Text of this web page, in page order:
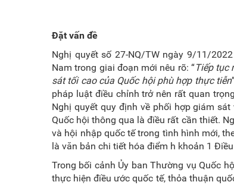
Đặt vấn đề
Nghị quyết số 27-NQ/TW ngày 9/11/
Nam trong giai đoạn mới nêu rõ: “Tiếp tục
sát tối cao của Quốc hội phù hợp thực tiễn
pháp luật điều chỉnh trở nên rất quan
Nghị quyết quy định về phối hợp giám
Quốc hội thông qua là điều rất cần thiết.
và hội nhập quốc tế trong tình hình mới,
là văn bản chi tiết hóa điểm h khoản 1
Trong bối cảnh Ủy ban Thường vụ Quốc
thực hiện điều ước quốc tế, thỏa thuận